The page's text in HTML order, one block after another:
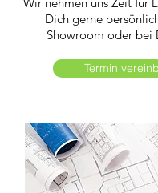
Dich gerne
Showroom oder bei
Termin